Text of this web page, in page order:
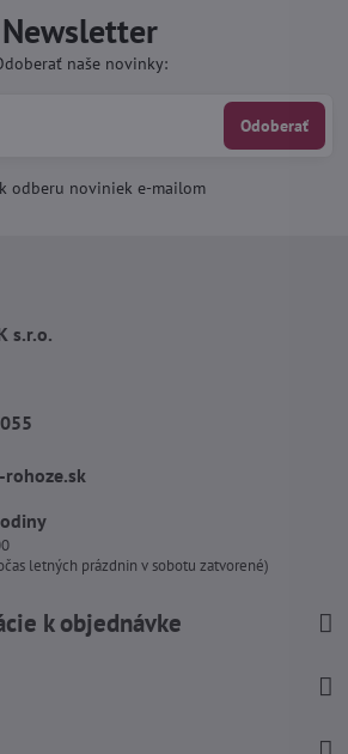
Newsletter
naše novinky:
Odoberať
odberu noviniek e-mailom
s​.r​.o​.
letných prázdnin v sobotu zatvorené)
k objednávke